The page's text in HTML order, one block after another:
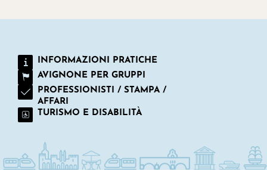
INFORMAZIONI PRATICHE
AVIGNONE PER GRUPPI
PROFESSIONISTI / STAMPA /
AFFARI
TURISMO E DISABILITÀ